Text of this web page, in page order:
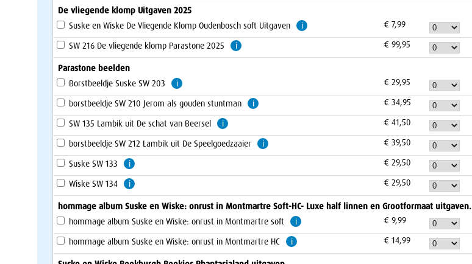
De vliegende klomp Uitgaven 2025
Suske en Wiske De Vliegende Klomp Oudenbosch soft Uitgaven
i
€ 7,99
SW 216 De vliegende klomp Parastone 2025
i € 99,95
Parastone beelden
Borstbeeldje Suske SW 203
i
€ 29,95
borstbeeldje SW 210 Jerom als gouden stuntman
i
€ 34,95
SW 135 Lambik uit De schat van Beersel
i
€ 41,50
borstbeeldje SW 212 Lambik uit De Speelgoedzaaier
i
€ 39,50
Suske SW 133
i
€ 29,50
Wiske SW 134
i € 29,50
hommage album Suske en Wiske: onrust in Montmartre Soft-HC- Luxe half linnen en Grootformaat uitgaven.
hommage album Suske en Wiske: onrust in Montmartre soft
i
€ 9,99
hommage album Suske en Wiske: onrust in Montmartre HC
i € 14,99